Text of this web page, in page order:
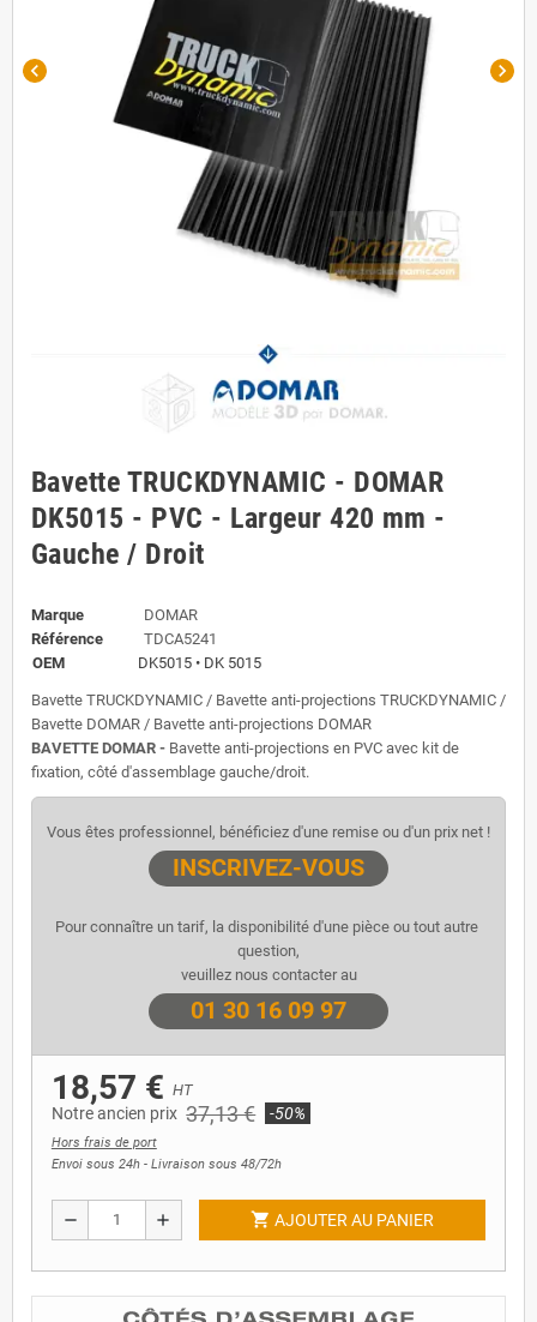
chevron_left chevron_right
Bavette TRUCKDYNAMIC - DOMAR
DK5015 - PVC - Largeur 420 mm -
Gauche / Droit
Marque
DOMAR
Référence
TDCA5241
OEM
DK5015 • DK 5015
Bavette TRUCKDYNAMIC / Bavette anti-projections TRUCKDYNAMIC /
Bavette DOMAR / Bavette anti-projections DOMAR
BAVETTE DOMAR - Bavette anti-projections en PVC avec kit de
fixation, côté d'assemblage gauche/droit.
Vous êtes professionnel, bénéficiez d'une remise ou d'un prix net !
INSCRIVEZ-VOUS
Pour connaître un tarif, la disponibilité d'une pièce ou tout autre
question,
veuillez nous contacter au
01 30 16 09 97
18,57 € HT
Notre ancien prix 37,13 € -50%
Hors frais de port
Envoi sous 24h - Livraison sous 48/72h
remove add shopping_cart AJOUTER AU PANIER